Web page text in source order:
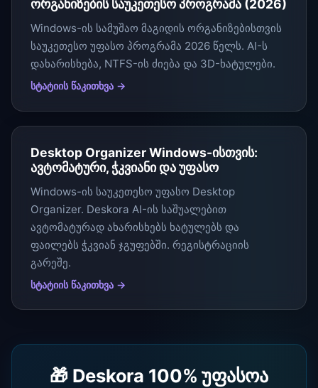
ორგანიზების საუკეთესო პროგრამა (2026)
Windows-ის სამუშაო მაგიდის ორგანიზებისთვის
საუკეთესო უფასო პროგრამა 2026 წელს. AI-ს
დახარისხება, NTFS-ის ძიება და 3D-ხატულები.
სტატიის წაკითხვა →
Desktop Organizer Windows-ისთვის:
ავტომატური, ჭკვიანი და უფასო
Windows-ის საუკეთესო უფასო Desktop
Organizer. Deskora AI-ის საშუალებით
ავტომატურად ახარისხებს ხატულებს და
ფაილებს ჭკვიან ჯგუფებში. რეგისტრაციის
გარეშე.
სტატიის წაკითხვა →
🎁 Deskora 100% უფასოა